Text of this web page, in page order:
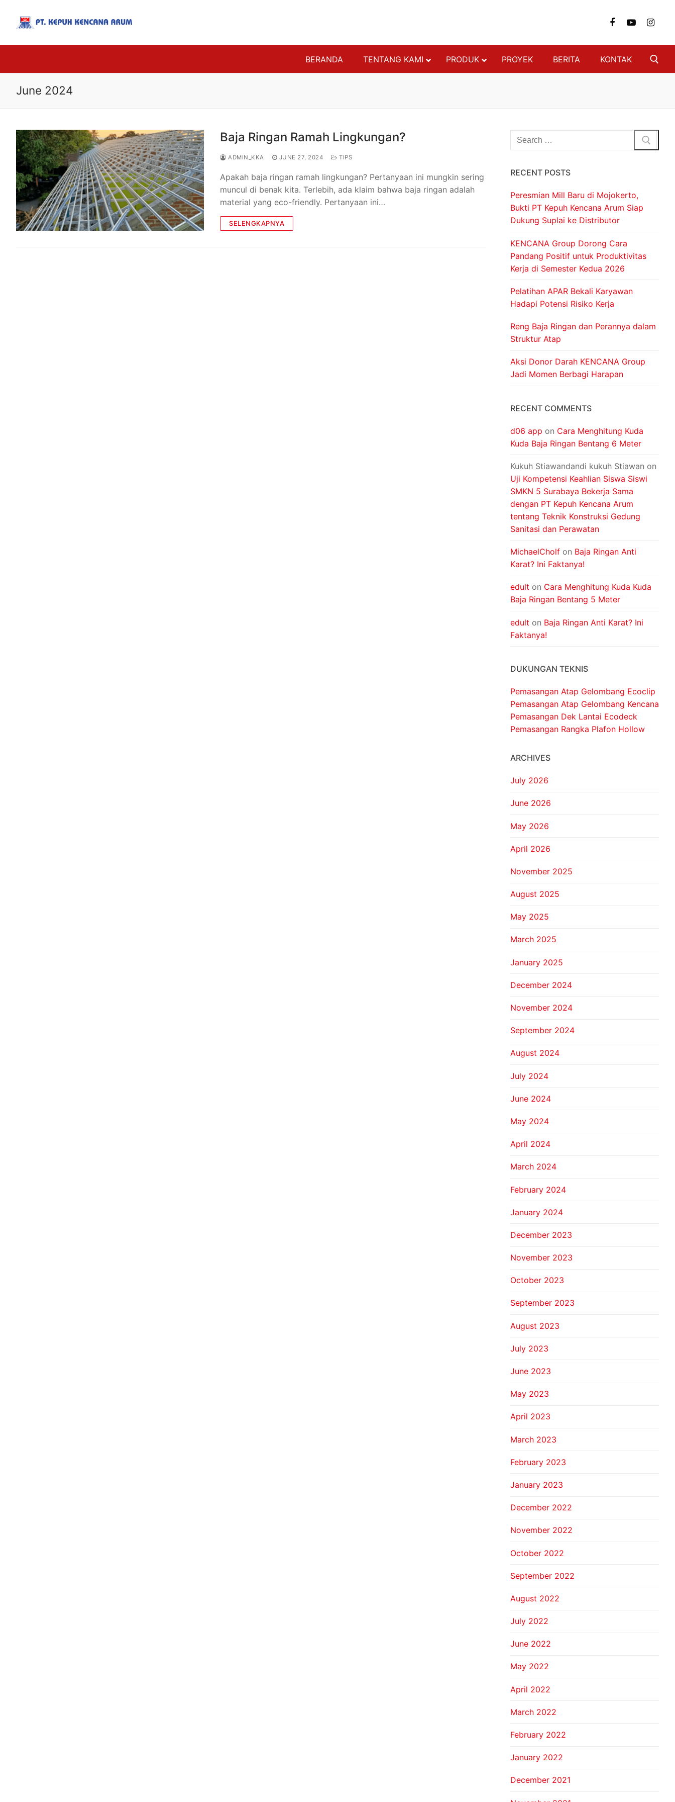
BERANDA TENTANG KAMI PRODUK
RANGKA ATAP BAJA RINGAN
RANGKA PARTISI BAJA RINGAN
RANGKA PLAFON
PROYEK BERITA KONTAK
June 2024
Baja Ringan Ramah Lingkungan?
ADMIN_KKA JUNE 27, 2024 TIPS
Apakah baja ringan ramah lingkungan? Pertanyaan ini mungkin sering
muncul di benak kita. Terlebih, ada klaim bahwa baja ringan adalah
material yang eco-friendly. Pertanyaan ini…
SELENGKAPNYA
RECENT POSTS
Peresmian Mill Baru di Mojokerto,
Bukti PT Kepuh Kencana Arum Siap
Dukung Suplai ke Distributor
KENCANA Group Dorong Cara
Pandang Positif untuk Produktivitas
Kerja di Semester Kedua 2026
Pelatihan APAR Bekali Karyawan
Hadapi Potensi Risiko Kerja
Reng Baja Ringan dan Perannya dalam
Struktur Atap
Aksi Donor Darah KENCANA Group
Jadi Momen Berbagi Harapan
RECENT COMMENTS
d06 app on Cara Menghitung Kuda
Kuda Baja Ringan Bentang 6 Meter
Kukuh Stiawandandi kukuh Stiawan on
Uji Kompetensi Keahlian Siswa Siswi
SMKN 5 Surabaya Bekerja Sama
dengan PT Kepuh Kencana Arum
tentang Teknik Konstruksi Gedung
Sanitasi dan Perawatan
MichaelCholf on Baja Ringan Anti
Karat? Ini Faktanya!
edult on Cara Menghitung Kuda Kuda
Baja Ringan Bentang 5 Meter
edult on Baja Ringan Anti Karat? Ini
Faktanya!
DUKUNGAN TEKNIS
Pemasangan Atap Gelombang Ecoclip
Pemasangan Atap Gelombang Kencana
Pemasangan Dek Lantai Ecodeck
Pemasangan Rangka Plafon Hollow
ARCHIVES
July 2026
June 2026
May 2026
April 2026
November 2025
August 2025
May 2025
March 2025
January 2025
December 2024
November 2024
September 2024
August 2024
July 2024
June 2024
May 2024
April 2024
March 2024
February 2024
January 2024
December 2023
November 2023
October 2023
September 2023
August 2023
July 2023
June 2023
May 2023
April 2023
March 2023
February 2023
January 2023
December 2022
November 2022
October 2022
September 2022
August 2022
July 2022
June 2022
May 2022
April 2022
March 2022
February 2022
January 2022
December 2021